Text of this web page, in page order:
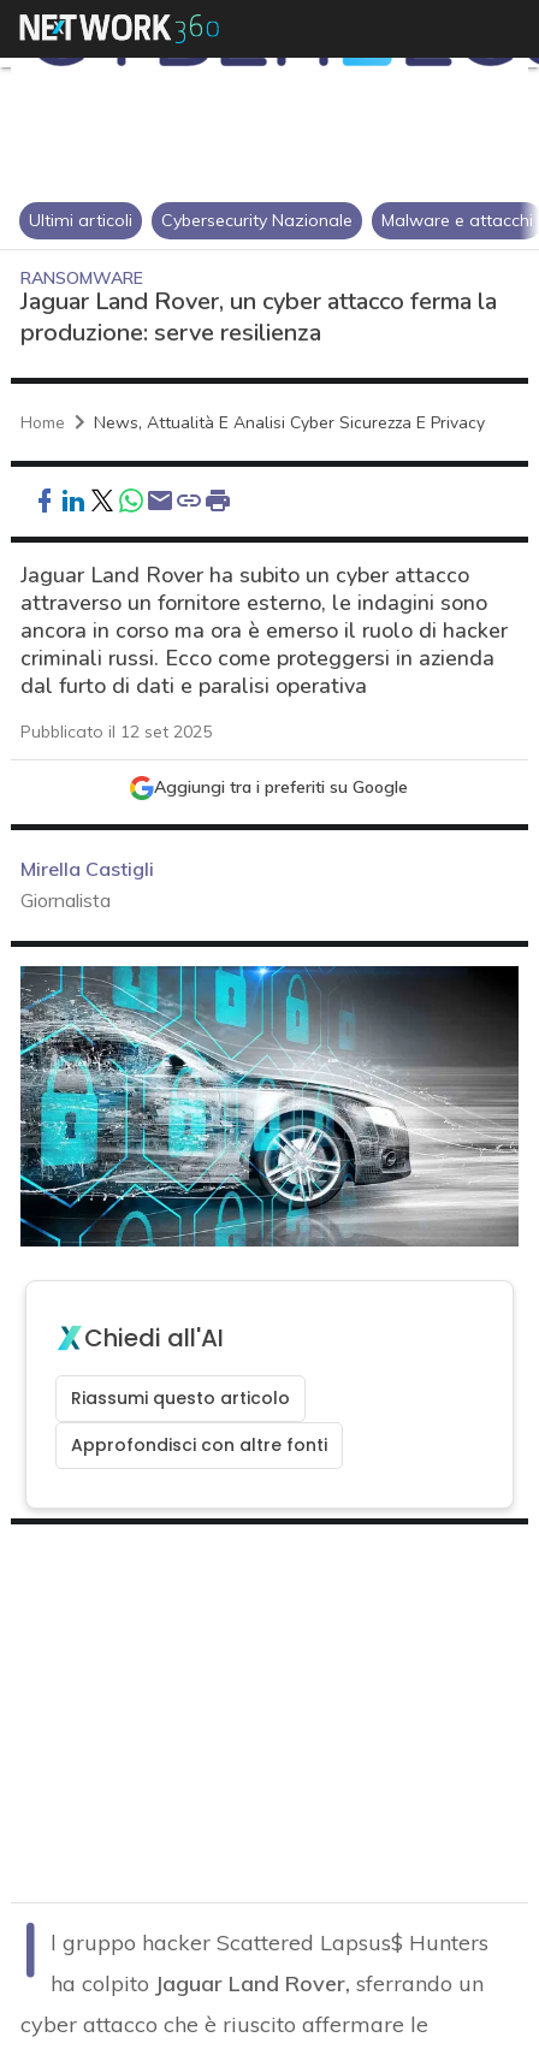
Ultimi articoli Cybersecurity Nazionale Malware e attacchi
RANSOMWARE
Jaguar Land Rover, un cyber attacco ferma la
produzione: serve resilienza
Home News, Attualità E Analisi Cyber Sicurezza E Privacy
Jaguar Land Rover ha subito un cyber attacco
attraverso un fornitore esterno, le indagini sono
ancora in corso ma ora è emerso il ruolo di hacker
criminali russi. Ecco come proteggersi in azienda
dal furto di dati e paralisi operativa
Pubblicato il 12 set 2025
Aggiungi tra i preferiti su Google
Mirella Castigli
Giornalista
Chiedi all'AI
Riassumi questo articolo
Approfondisci con altre fonti
I
l gruppo hacker Scattered Lapsus$ Hunters
ha colpito Jaguar Land Rover, sferrando un
cyber attacco che è riuscito affermare le